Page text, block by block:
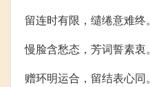
留连时有限，缱绻意难终。
慢脸含愁态，芳词誓素衷。
赠环明运合，留结表心同。